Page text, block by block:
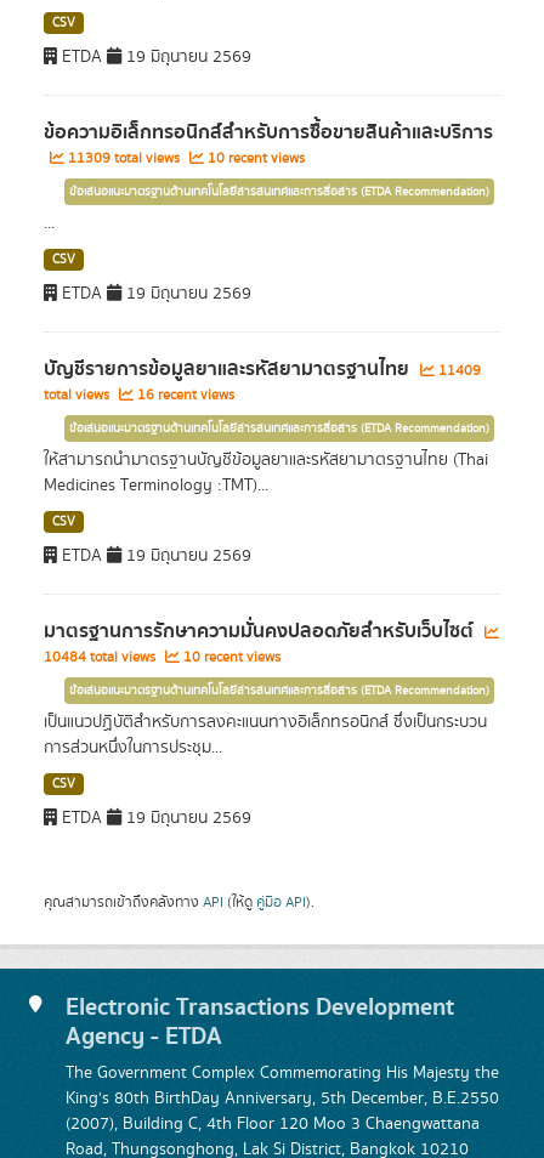
CSV
ETDA 19 มิถุนายน 2569
ข้อความอิเล็กทรอนิกส์สำหรับการซื้อขายสินค้าและบริการ
11309 total views 10 recent views
ข้อเสนอแนะมาตรฐานด้านเทคโนโลยีสารสนเทศและการสื่อสาร (ETDA Recommendation)
...
CSV
ETDA 19 มิถุนายน 2569
บัญชีรายการข้อมูลยาและรหัสยามาตรฐานไทย
11409
total views
16 recent views
ข้อเสนอแนะมาตรฐานด้านเทคโนโลยีสารสนเทศและการสื่อสาร (ETDA Recommendation)
ให้สามารถนำมาตรฐานบัญชีข้อมูลยาและรหัสยามาตรฐานไทย (Thai
Medicines Terminology :TMT)...
CSV
ETDA 19 มิถุนายน 2569
มาตรฐานการรักษาความมั่นคงปลอดภัยสำหรับเว็บไซต์
10484 total views 10 recent views
ข้อเสนอแนะมาตรฐานด้านเทคโนโลยีสารสนเทศและการสื่อสาร (ETDA Recommendation)
เป็นแนวปฏิบัติสำหรับการลงคะแนนทางอิเล็กทรอนิกส์ ซึ่งเป็นกระบวน
การส่วนหนึ่งในการประชุม...
CSV
ETDA 19 มิถุนายน 2569
คุณสามารถเข้าถึงคลังทาง API (ให้ดู คู่มือ API).
Electronic Transactions Development
Agency - ETDA
The Government Complex Commemorating His Majesty the
King's 80th BirthDay Anniversary, 5th December, B.E.2550
(2007), Building C, 4th Floor 120 Moo 3 Chaengwattana
Road, Thungsonghong, Lak Si District, Bangkok 10210